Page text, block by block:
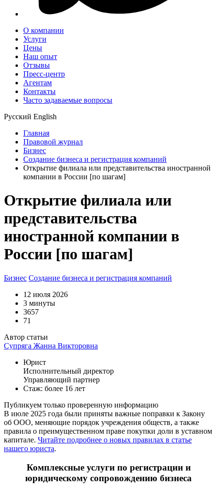
О компании
Услуги
Цены
Наш опыт
Отзывы
Пресс-центр
Агентам
Контакты
Часто задаваемые вопросы
Русский English
Главная
Правовой журнал
Бизнес
Создание бизнеса и регистрация компаний
Открытие филиала или представительства иностранной
компании в России [по шагам]
Открытие филиала или
представительства
иностранной компании в
России [по шагам]
Бизнес Создание бизнеса и регистрация компаний
12 июля 2026
3 минуты
3657
71
Автор статьи
Супряга Жанна Викторовна
Юрист
Исполнительный директор
Управляющий партнер
Стаж: более 16 лет
Публикуем только проверенную информацию
В июле 2025 года были приняты важные поправки к Закону
об ООО, меняющие порядок учреждения обществ, а также
правила о преимущественном праве покупки доли в уставном
капитале. Читайте подробнее о новых правилах в статье
нашего юриста.
Комплексные услуги по регистрации и
юридическому сопровождению бизнеса